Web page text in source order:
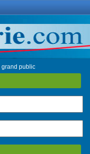
grand public